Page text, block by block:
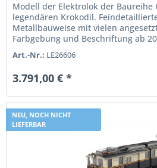
Modell der Elektrolok der Baureihe
legendären Krokodil.
Metallbauweise mit vielen
Farbgebung und Beschriftung ab
Art.-Nr.: LE26606
3.791,00 € *
NEU, NOCH NICHT
LIEFERBAR